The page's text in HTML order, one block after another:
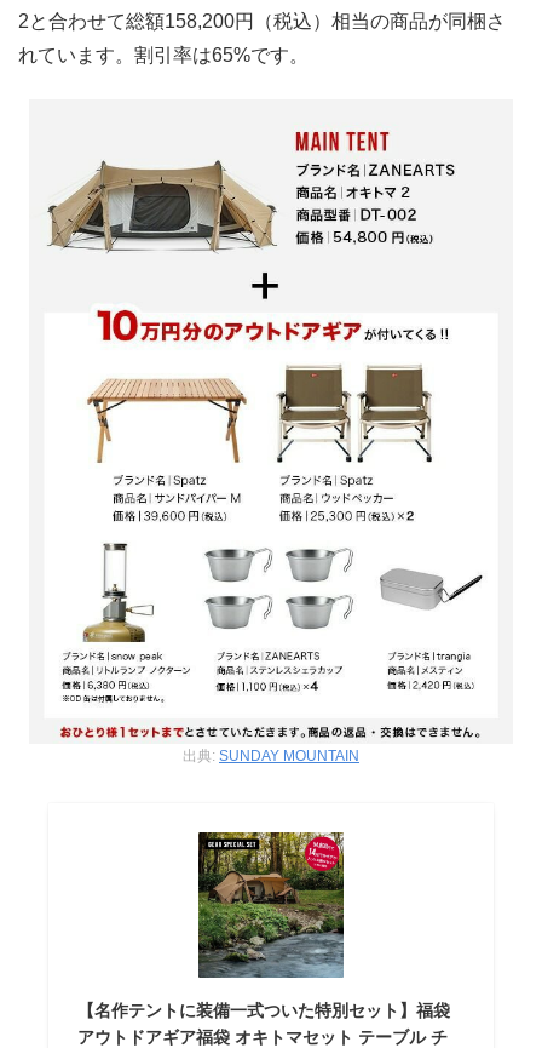
2と合わせて総額158,200円（税込）相当の商品が同梱さ
れています。割引率は65%です。
出典: SUNDAY MOUNTAIN
【名作テントに装備一式ついた特別セット】福袋
アウトドアギア福袋 オキトマセット テーブル チ